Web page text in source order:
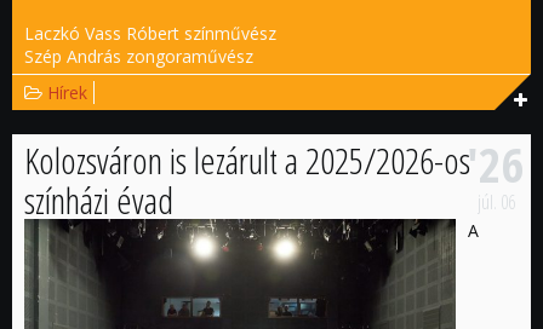
Laczkó Vass Róbert színművész
Szép András zongoraművész
Hírek
Kolozsváron is lezárult a 2025/2026-os
színházi évad
'26
júl. 06
A